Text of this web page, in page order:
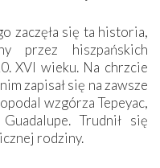
zaczęła się ta historia,
przez hiszpańskich
XVI wieku. Na chrzcie
zapisał się na zawsze
wzgórza Tepeyac,
Trudnił się
rodziny.